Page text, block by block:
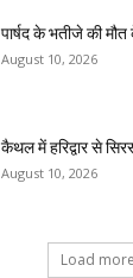
पार्षद के भतीजे की
August 10, 2026
कैथल में हरिद्वार से
August 10, 2026
Load more